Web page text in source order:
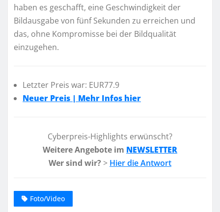
haben es geschafft, eine Geschwindigkeit der
Bildausgabe von fünf Sekunden zu erreichen und
das, ohne Kompromisse bei der Bildqualität
einzugehen.
Letzter Preis war: EUR77.9
Neuer Preis | Mehr Infos hier
Cyberpreis-Highlights erwünscht?
Weitere Angebote im NEWSLETTER
Wer sind wir? > Hier die Antwort
Foto/Video